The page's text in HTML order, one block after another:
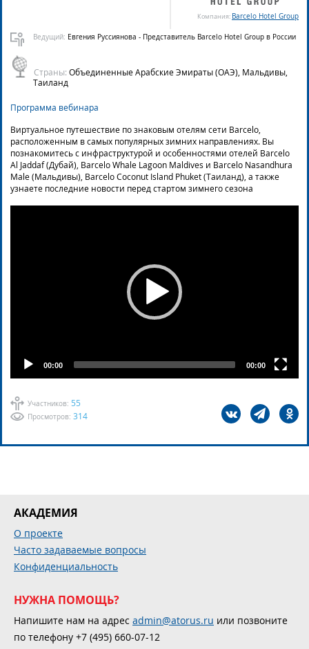
Компания: Barcelo Hotel Group
Участников: 55
Просмотров: 314
Ведущий: Евгения Руссиянова - Представитель Barcelo Hotel Group в России
Страны: Объединенные Арабские Эмираты (ОАЭ), Мальдивы,
Таиланд
Программа вебинара
Виртуальное путешествие по знаковым отелям сети Barcelo,
расположенным в самых популярных зимних направлениях. Вы
познакомитесь с инфраструктурой и особенностями отелей Barcelo
Al Jaddaf (Дубай), Barcelo Whale Lagoon Maldives и Barcelo Nasandhura
Male (Мальдивы), Barcelo Coconut Island Phuket (Таиланд), а также
узнаете последние новости перед стартом зимнего сезона
00:00 00:00
АКАДЕМИЯ
О проекте
Часто задаваемые вопросы
Конфиденциальность
НУЖНА ПОМОЩЬ?
Напишите нам на адрес admin@atorus.ru или позвоните
по телефону +7 (495) 660-07-12